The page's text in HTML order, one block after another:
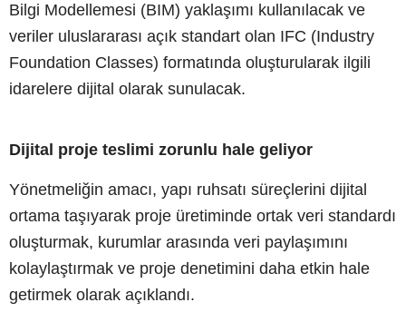
Bilgi Modellemesi (BIM) yaklaşımı kullanılacak ve
veriler uluslararası açık standart olan IFC (Industry
Foundation Classes) formatında oluşturularak ilgili
idarelere dijital olarak sunulacak.
Dijital proje teslimi zorunlu hale geliyor
Yönetmeliğin amacı, yapı ruhsatı süreçlerini dijital
ortama taşıyarak proje üretiminde ortak veri standardı
oluşturmak, kurumlar arasında veri paylaşımını
kolaylaştırmak ve proje denetimini daha etkin hale
getirmek olarak açıklandı.